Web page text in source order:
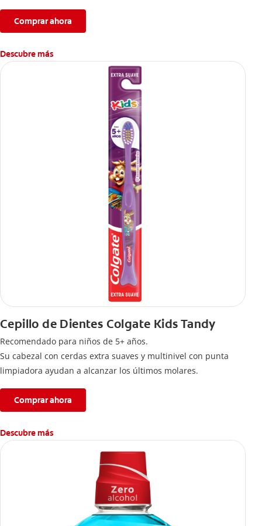
Comprar ahora
Descubre más
Cepillo de Dientes Colgate Kids Tandy
Recomendado para niños de 5+ años.
Su cabezal con cerdas extra suaves y multinivel con punta
limpiadora ayudan a alcanzar los últimos molares.
Comprar ahora
Descubre más